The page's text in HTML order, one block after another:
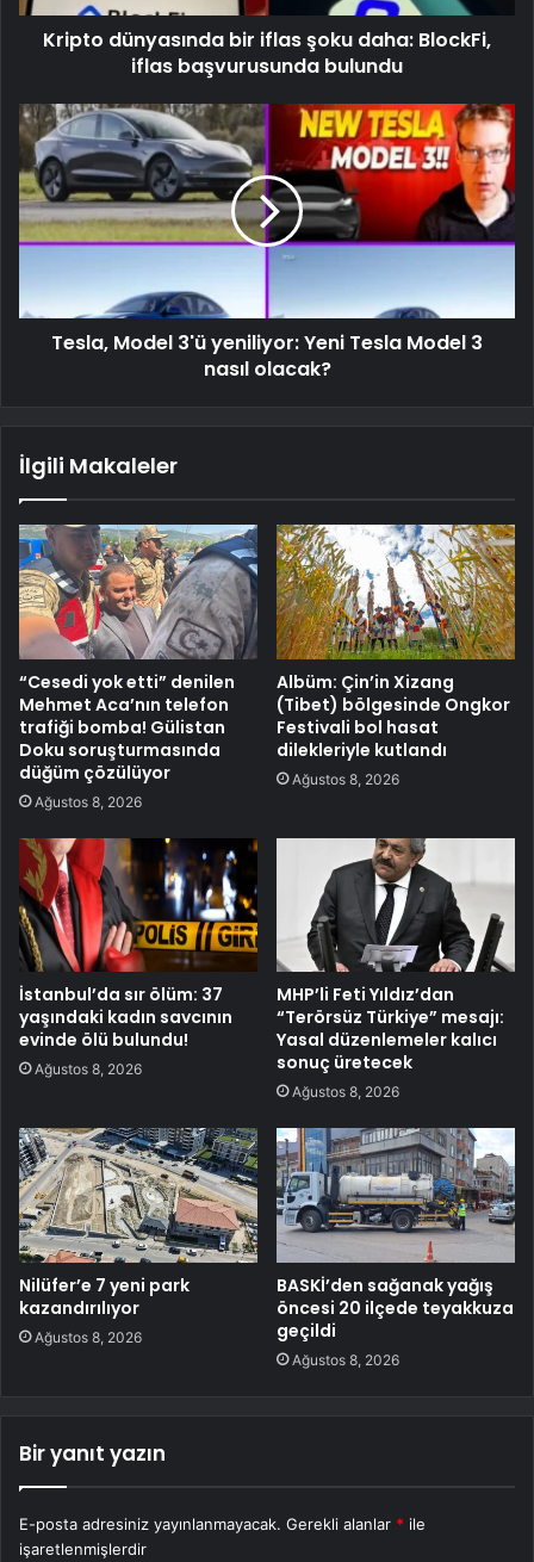
Kripto dünyasında bir iflas şoku daha: BlockFi,
iflas başvurusunda bulundu
Tesla, Model 3'ü yeniliyor: Yeni Tesla Model 3
nasıl olacak?
İlgili Makaleler
“Cesedi yok etti” denilen
Mehmet Aca’nın telefon
trafiği bomba! Gülistan
Doku soruşturmasında
düğüm çözülüyor
Ağustos 8, 2026
Albüm: Çin’in Xizang
(Tibet) bölgesinde Ongkor
Festivali bol hasat
dilekleriyle kutlandı
Ağustos 8, 2026
İstanbul’da sır ölüm: 37
yaşındaki kadın savcının
evinde ölü bulundu!
Ağustos 8, 2026
MHP’li Feti Yıldız’dan
“Terörsüz Türkiye” mesajı:
Yasal düzenlemeler kalıcı
sonuç üretecek
Ağustos 8, 2026
Nilüfer’e 7 yeni park
kazandırılıyor
Ağustos 8, 2026
BASKİ’den sağanak yağış
öncesi 20 ilçede teyakkuza
geçildi
Ağustos 8, 2026
Bir yanıt yazın
E-posta adresiniz yayınlanmayacak. Gerekli alanlar * ile
işaretlenmişlerdir